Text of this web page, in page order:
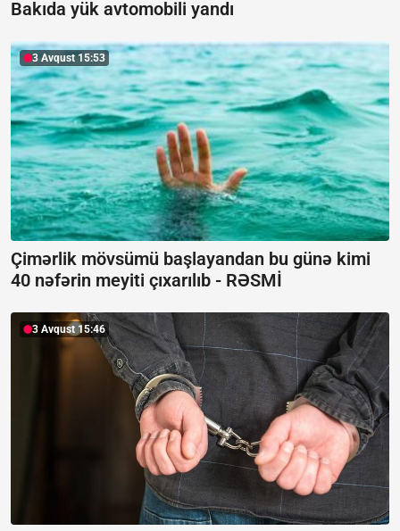
Bakıda yük avtomobili yandı
3 Avqust 15:53
Çimərlik mövsümü başlayandan bu günə kimi
40 nəfərin meyiti çıxarılıb - RƏSMİ
3 Avqust 15:46